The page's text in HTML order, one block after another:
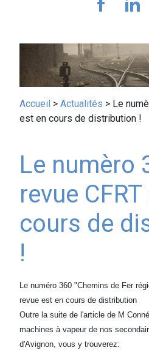
Fil
Accueil Actualités
Le
est en cours de distribution !
Le numèro
revue
cours de
!
Le numéro 360 "Chemins de Fer
revue est en cours de distribution
Outre la suite de l'article de M
machines à vapeur de nos
d'Avignon, vous y trouverez: